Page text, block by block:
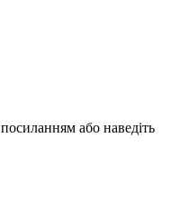
або наведіть